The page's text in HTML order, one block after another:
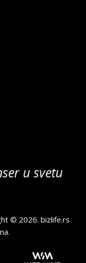
u svetu
© 2026.bizlife.rs